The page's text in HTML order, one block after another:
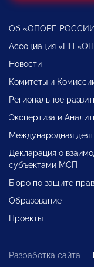
Об «ОПОРЕ
Ассоциация «НП
Новости
Комитеты и
Региональное
Экспертиза и
Международная
Декларация о
субъектами МСП
Бюро по защите
Образование
Проекты
Разработка сайта —